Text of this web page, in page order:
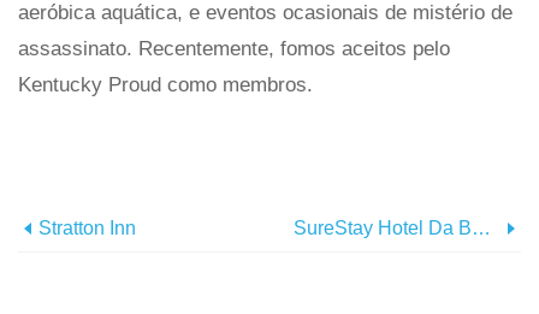
aeróbica aquática, e eventos ocasionais de mistério de
assassinato. Recentemente, fomos aceitos pelo
Kentucky Proud como membros.
Stratton Inn SureStay Hotel Da Best Western